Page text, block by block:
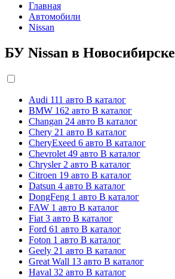
Главная
Автомобили
Nissan
БУ Nissan в Новосибирске
Audi 111 авто В каталог
BMW 162 авто В каталог
Changan 24 авто В каталог
Chery 21 авто В каталог
CheryExeed 6 авто В каталог
Chevrolet 49 авто В каталог
Chrysler 2 авто В каталог
Citroen 19 авто В каталог
Datsun 4 авто В каталог
DongFeng 1 авто В каталог
FAW 1 авто В каталог
Fiat 3 авто В каталог
Ford 61 авто В каталог
Foton 1 авто В каталог
Geely 21 авто В каталог
Great Wall 13 авто В каталог
Haval 32 авто В каталог